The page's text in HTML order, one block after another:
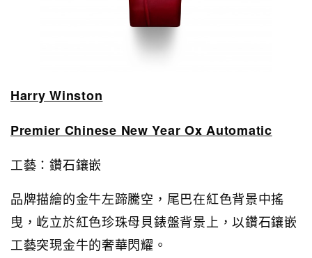
Harry Winston
Premier Chinese New Year Ox Automatic
工藝：鑽石鑲嵌
品牌描繪的金牛左蹄騰空，尾巴在紅色背景中搖
曳，屹立於紅色珍珠母貝錶盤背景上，以鑽石鑲嵌
工藝突現金牛的奢華閃耀。